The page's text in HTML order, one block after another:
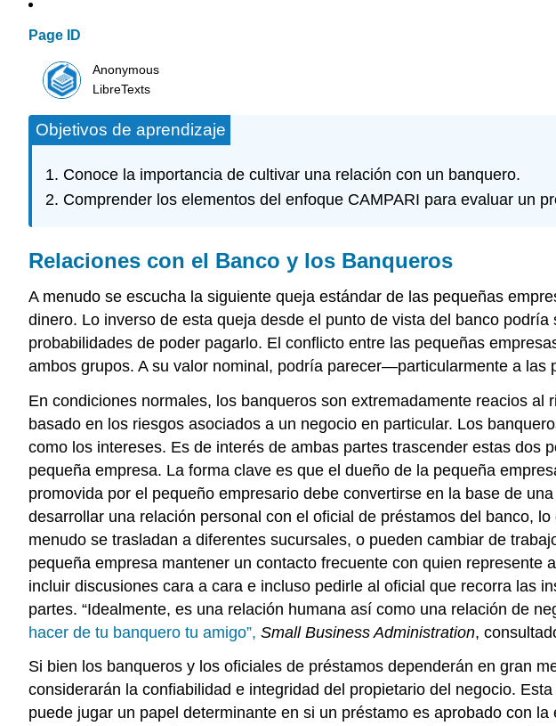
Page ID
Anonymous
LibreTexts
Objetivos de aprendizaje
Conoce la importancia de cultivar una relación con un banquero.
Comprender los elementos del enfoque CAMPARI para evaluar un
Relaciones con el Banco y los Banqueros
A menudo se escucha la siguiente queja estándar de las pequeñas
dinero. Lo inverso de esta queja desde el punto de vista del banco
probabilidades de poder pagarlo. El conflicto entre las pequeñas
ambos grupos. A su valor nominal, podría parecer—particularmente a
En condiciones normales, los banqueros son extremadamente reacios
basado en los riesgos asociados a un negocio en particular. Los
como los intereses. Es de interés de ambas partes trascender estas
pequeña empresa. La forma clave es que el dueño de la pequeña
promovida por el pequeño empresario debe convertirse en la base de
desarrollar una relación personal con el oficial de préstamos del banco,
menudo se trasladan a diferentes sucursales, o pueden cambiar de
pequeña empresa mantener un contacto frecuente con quien
incluir discusiones cara a cara e incluso pedirle al oficial que recorra las
partes. “Idealmente, es una relación humana así como una relación de
hacer de tu banquero tu amigo”, Small Business Administration,
Si bien los banqueros y los oficiales de préstamos dependerán en gran
considerarán la confiabilidad e integridad del propietario del negocio.
puede jugar un papel determinante en si un préstamo es aprobado con